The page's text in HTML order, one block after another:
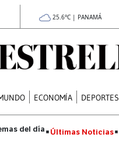
25.6°C | PANAMÁ
ECONOMÍA DEPORTES
Últimas Noticias